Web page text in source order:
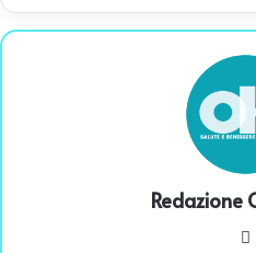
Redazione